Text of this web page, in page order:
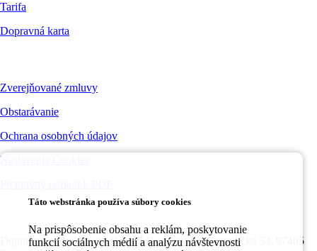
Tarifa
Dopravná karta
Zverejňované zmluvy
Obstarávanie
Ochrana osobných údajov
Nastavenia Cookies
Dopravný podnik mesta Banská Bystrica, a.s. Kremnička 53, 97405
Táto webstránka používa súbory cookies
Na prispôsobenie obsahu a reklám, poskytovanie
funkcií sociálnych médií a analýzu návštevnosti